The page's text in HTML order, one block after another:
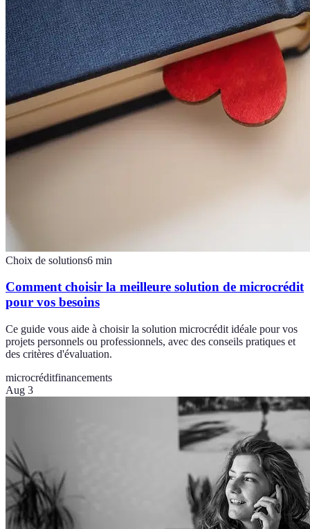
Choix de solutions6 min
Comment choisir la meilleure solution de microcrédit
pour vos besoins
Ce guide vous aide à choisir la solution microcrédit idéale pour vos
projets personnels ou professionnels, avec des conseils pratiques et
des critères d'évaluation.
microcréditfinancements
Aug 3